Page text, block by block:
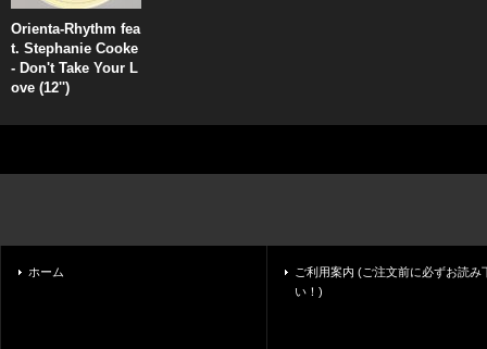
Orienta-Rhythm fea
t. Stephanie Cooke
- Don't Take Your L
ove (12'')
ホーム
ご利用案内 (ご注文前に必ずお読み
い！)